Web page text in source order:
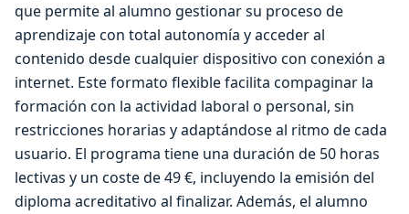
que permite al alumno gestionar su proceso de
aprendizaje con total autonomía y acceder al
contenido desde cualquier dispositivo con conexión a
internet. Este formato flexible facilita compaginar la
formación con la actividad laboral o personal, sin
restricciones horarias y adaptándose al ritmo de cada
usuario. El programa tiene una duración de 50 horas
lectivas y un coste de 49 €, incluyendo la emisión del
diploma acreditativo al finalizar. Además, el alumno